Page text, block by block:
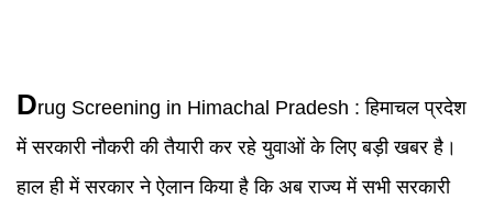
Drug Screening in Himachal Pradesh : हिमाचल प्रदेश
में सरकारी नौकरी की तैयारी कर रहे युवाओं के लिए बड़ी खबर है।
हाल ही में सरकार ने ऐलान किया है कि अब राज्य में सभी सरकारी